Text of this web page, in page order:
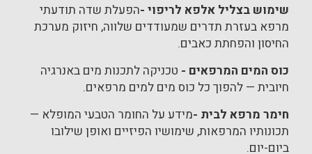
שימוש בצליל אלפא לריפוי -הפעלת שדה תודעתי
מרפא בעזרת תדרים שמעודדים שלווה, חיזוק מערכת
החיסון והפחתת כאבים.
כוס המים המרפאים - טכניקה לתכנות מים באנרגיה
חיובית — להפוך כל כוס מים למים מרפאים.
חימר מרפא לבית -מידע על החומר הטבעי המופלא —
תכונותיו המרפאות, שימושיו הפיזיים ואופן שילובו
ביום-יום.